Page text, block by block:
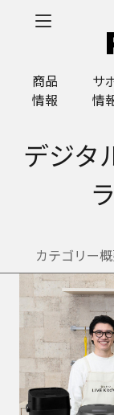
商品
情報
サ
情
デジタ
カテゴリー